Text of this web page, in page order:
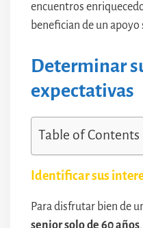
encuentros
benefician de un apoyo
Determinar
expectativas
Table of Contents
Identificar sus
Para disfrutar bien de
senior solo de 60 años